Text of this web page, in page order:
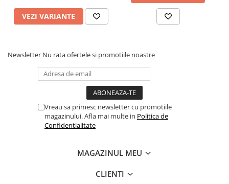
Manuale - Carte Scolara
Clasa a IV-a
Clasa a V-a
Clasa a VIII-a
VEZI VARIANTE
Newsletter Nu rata ofertele si promotiile noastre
Vreau sa primesc newsletter cu promotiile
magazinului. Afla mai multe in Politica de
Confidentialitate
MAGAZINUL MEU
CLIENTI